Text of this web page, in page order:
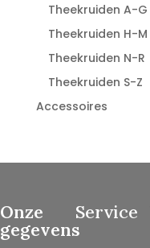
Theekruiden A-G
Theekruiden H-M
Theekruiden N-R
Theekruiden S-Z
Accessoires
Onze
gegevens
Service